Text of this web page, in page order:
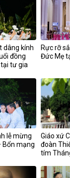
dâng kính
đồng
tư gia
Rực rỡ
Đức Mẹ
lễ mừng
Bổn mạng
Giáo xứ
đoàn
tím